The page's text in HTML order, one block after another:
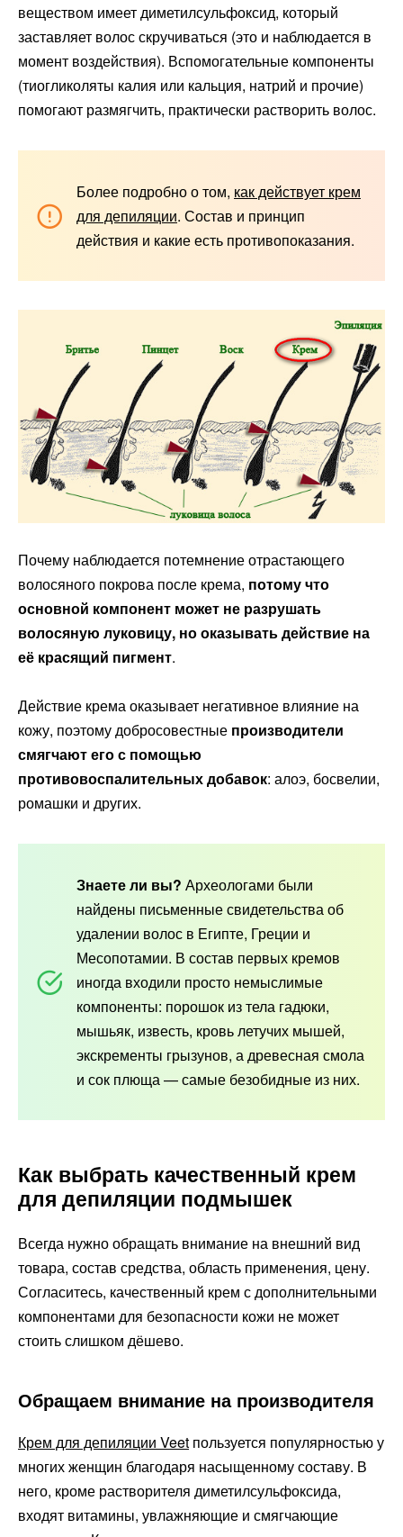
веществом имеет диметилсульфоксид, который
заставляет волос скручиваться (это и наблюдается в
момент воздействия). Вспомогательные компоненты
(тиогликоляты калия или кальция, натрий и прочие)
помогают размягчить, практически растворить волос.
Более подробно о том, как действует крем
для депиляции. Состав и принцип
действия и какие есть противопоказания.
Почему наблюдается потемнение отрастающего
волосяного покрова после крема, потому что
основной компонент может не разрушать
волосяную луковицу, но оказывать действие на
её красящий пигмент.
Действие крема оказывает негативное влияние на
кожу, поэтому добросовестные производители
смягчают его с помощью
противовоспалительных добавок: алоэ, босвелии,
ромашки и других.
Знаете ли вы? Археологами были
найдены письменные свидетельства об
удалении волос в Египте, Греции и
Месопотамии. В состав первых кремов
иногда входили просто немыслимые
компоненты: порошок из тела гадюки,
мышьяк, известь, кровь летучих мышей,
экскременты грызунов, а древесная смола
и сок плюща — самые безобидные из них.
Как выбрать качественный крем
для депиляции подмышек
Всегда нужно обращать внимание на внешний вид
товара, состав средства, область применения, цену.
Согласитесь, качественный крем с дополнительными
компонентами для безопасности кожи не может
стоить слишком дёшево.
Обращаем внимание на производителя
Крем для депиляции Veet пользуется популярностью у
многих женщин благодаря насыщенному составу. В
него, кроме растворителя диметилсульфоксида,
входят витамины, увлажняющие и смягчающие